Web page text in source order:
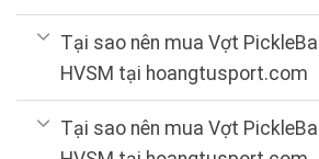
Tại sao nên mua Vợt
HVSM tại hoangtusport.com
Tại sao nên mua Vợt